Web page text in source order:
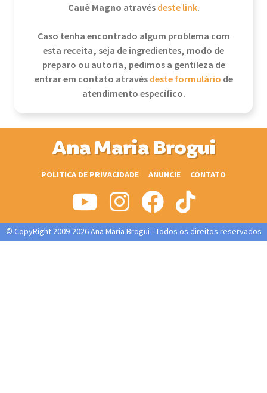
Cauê Magno atravésdeste link.
Caso tenha encontrado algum problema com
esta receita, seja de ingredientes, modo de
preparo ou autoria, pedimos a gentileza de
entrar em contato atravésdeste formulário de
atendimento específico.
Ana Maria Brogui
POLITICA DE PRIVACIDADE ANUNCIE CONTATO
© CopyRight 2009-2026 Ana Maria Brogui - Todos os direitos reservados